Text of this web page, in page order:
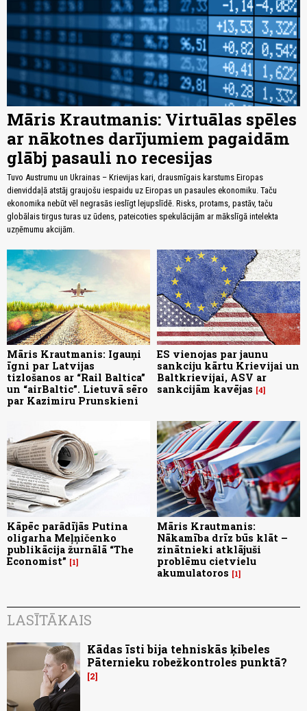
Māris Krautmanis: Virtuālas spēles
ar nākotnes darījumiem pagaidām
glābj pasauli no recesijas
Tuvo Austrumu un Ukrainas – Krievijas kari, drausmīgais karstums Eiropas
dienviddaļā atstāj graujošu iespaidu uz Eiropas un pasaules ekonomiku. Taču
ekonomika nebūt vēl negrasās ieslīgt lejupslīdē. Risks, protams, pastāv, taču
globālais tirgus turas uz ūdens, pateicoties spekulācijām ar mākslīgā intelekta
uzņēmumu akcijām.
Māris Krautmanis: Igauņi
īgni par Latvijas
tizlošanos ar “Rail Baltica”
un “airBaltic”. Lietuvā sēro
par Kazimiru Prunskieni
ES vienojas par jaunu
sankciju kārtu Krievijai un
Baltkrievijai, ASV ar
sankcijām kavējas 4
Kāpēc parādījās Putina
oligarha Meļņičenko
publikācija žurnālā “The
Economist”
1
Māris Krautmanis:
Nākamība drīz būs klāt –
zinātnieki atklājuši
problēmu cietvielu
akumulatoros
1
LASĪTĀKAIS
Kādas īsti bija tehniskās ķibeles
Pāternieku robežkontroles punktā?
2